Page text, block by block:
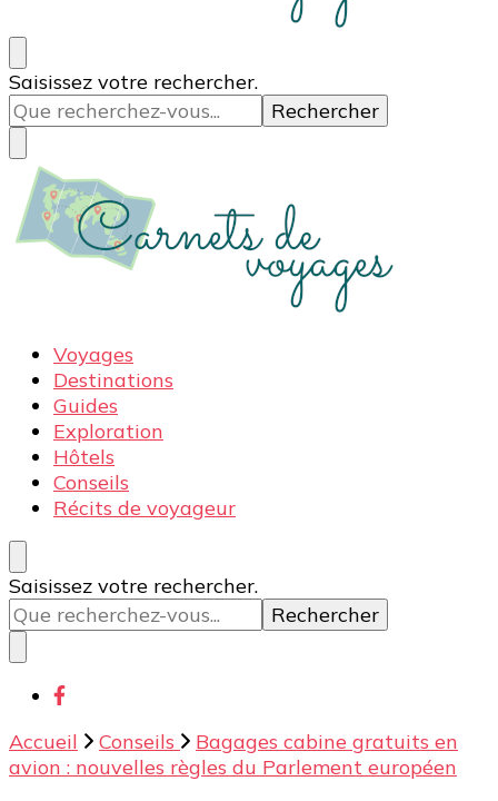
Carnets de voyages
Blog voyage à la découverte du monde, des idées
voyages, des conseils et avis sur les hôtelss
Vous
recherchiez
quelque
chose ?
Saisissez votre rechercher.
Carnets de voyages
Blog voyage à la découverte du monde, des idées
voyages, des conseils et avis sur les hôtelss
Voyages
Destinations
Guides
Exploration
Hôtels
Conseils
Récits de voyageur
Vous
recherchiez
quelque
chose ?
Saisissez votre rechercher.
Accueil Conseils
Bagages cabine gratuits en
avion : nouvelles règles du Parlement européen